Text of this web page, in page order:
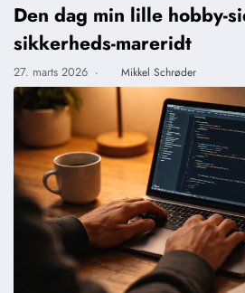
Den dag min lille hobby-
sikkerheds-mareridt
27. marts 2026 · Mikkel Schrøder